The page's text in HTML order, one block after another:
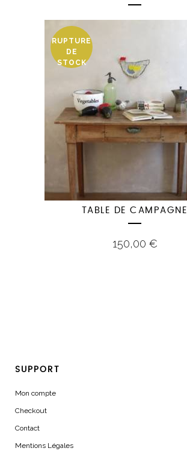
RUPTURE
DE
STOCK
TABLE DE CAMPAGNE
150,00 €
SUPPORT
Mon compte
Checkout
Contact
Mentions Légales